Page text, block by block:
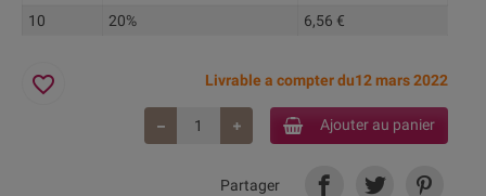
10
20% 6,56 €
Livrable a compter du12 mars 2022
Ajouter au panier
favorite_border
Partager